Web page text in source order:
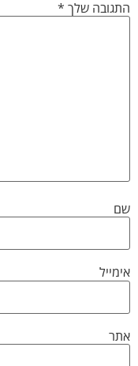
התגובה שלך *
שם
אימייל
אתר